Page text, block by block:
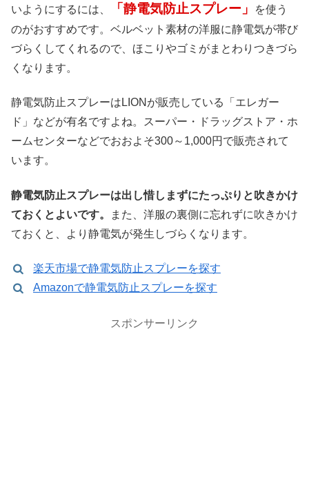
いようにするには、
「静電気防止スプレー」
を使う
のがおすすめです。ベルベット素材の洋服に静電気が帯び
づらくしてくれるので、ほこりやゴミがまとわりつきづら
くなります。
静電気防止スプレーはLIONが販売している「エレガー
ド」などが有名ですよね。スーパー・ドラッグストア・ホ
ームセンターなどでおおよそ300～1,000円で販売されて
います。
静電気防止スプレーは出し惜しまずにたっぷりと吹きかけ
ておくとよいです。
また、洋服の裏側に忘れずに吹きかけ
ておくと、より静電気が発生しづらくなります。
楽天市場で静電気防止スプレーを探す
Amazonで静電気防止スプレーを探す
スポンサーリンク